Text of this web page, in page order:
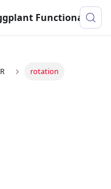
Eggplant Functionalのドキュメンテーション
R rotation